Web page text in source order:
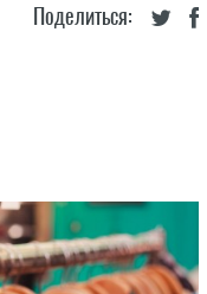
Поделиться: